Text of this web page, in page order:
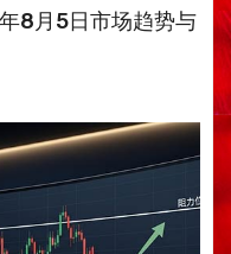
8月5日市场趋势与